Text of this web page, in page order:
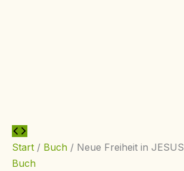
Start / Buch / Neue Freiheit in JESUS​
Buch